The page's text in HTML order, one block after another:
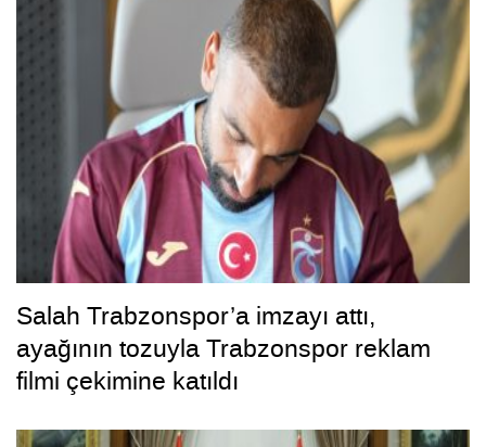
Salah Trabzonspor’a imzayı attı,
ayağının tozuyla Trabzonspor reklam
filmi çekimine katıldı